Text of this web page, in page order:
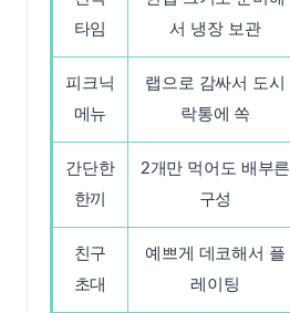
타임
서 냉장 보관
피크닉
메뉴
랩으로 감싸서 도시
락통에 쏙
간단한
한끼
2개만 먹어도 배부른
구성
친구
초대
예쁘게 데코해서 플
레이팅